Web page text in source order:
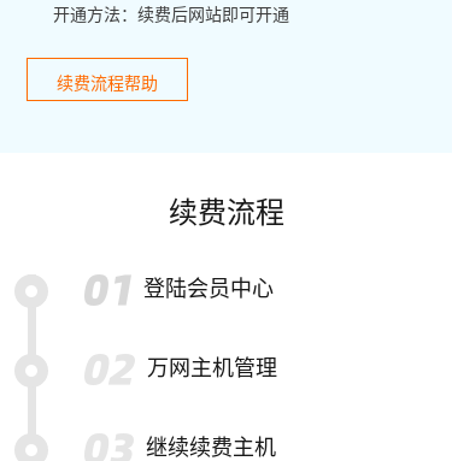
开通方法：续费后网站即可开通
续费流程帮助
续费流程
登陆会员中心
万网主机管理
继续续费主机